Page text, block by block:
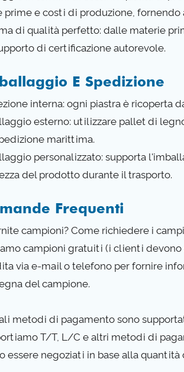
prime e costi di produzione,
di qualità perfetto: dalle materie
di certificazione autorevole.
E Spedizione
interna: ogni piastra è ricoperta
esterno: utilizzare pallet di
marittima.
personalizzato: supporta
del prodotto durante il trasporto.
Frequenti
campioni? Come richiedere i
campioni gratuiti (i clienti
via e-mail o telefono per fornire
del campione.
metodi di pagamento sono
T/T, L/C e altri metodi di
essere negoziati in base alla